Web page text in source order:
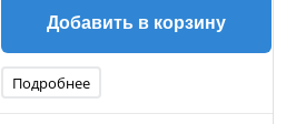
Добавить в корзину
Подробнее